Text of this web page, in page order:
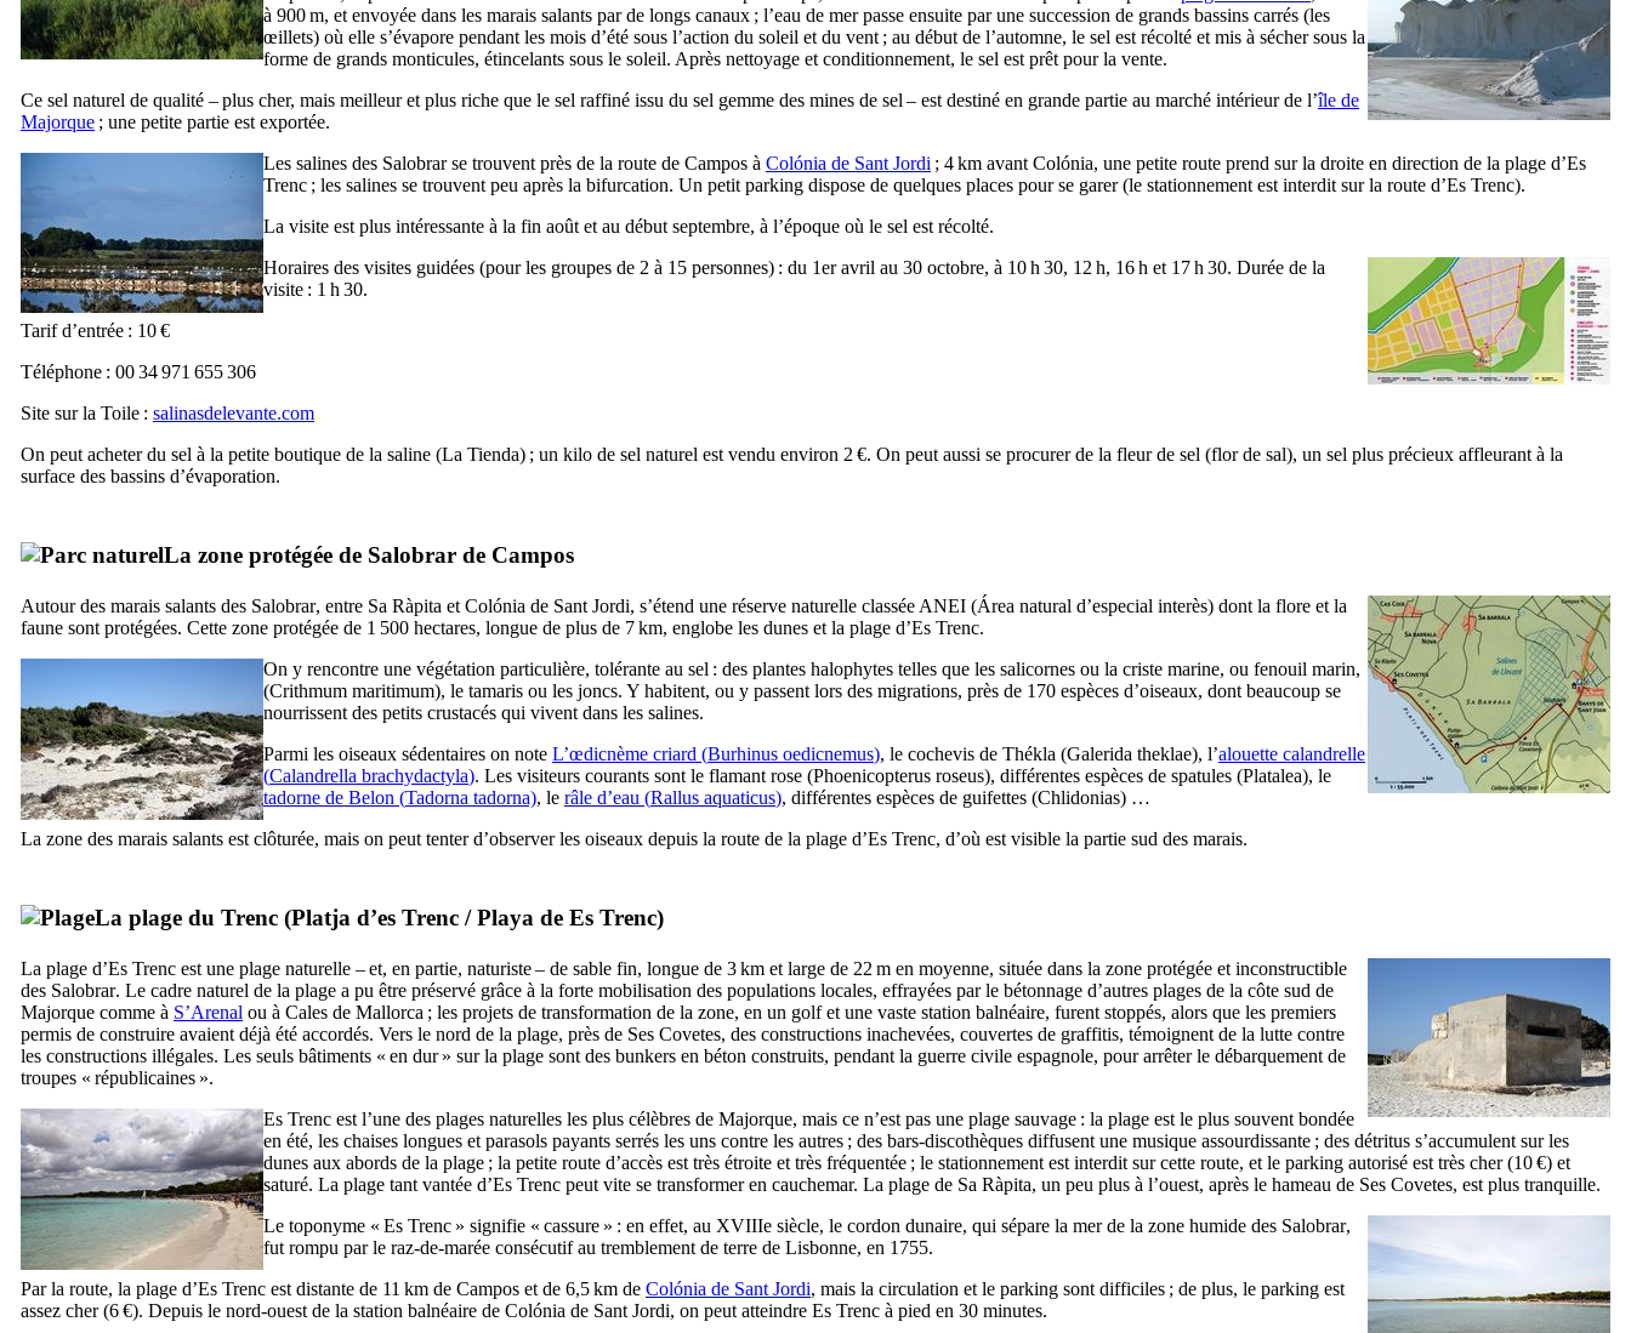
à 900 m, et envoyée dans les marais salants par de longs canaux ; l’eau de mer passe ensuite par une succession de grands bassins carrés (les
œillets) où elle s’évapore pendant les mois d’été sous l’action du soleil et du vent ; au début de l’automne, le sel est récolté et mis à sécher sous la
forme de grands monticules, étincelants sous le soleil. Après nettoyage et conditionnement, le sel est prêt pour la vente.
Ce sel naturel de qualité – plus cher, mais meilleur et plus riche que le sel raffiné issu du sel gemme des mines de sel – est destiné en grande partie au marché intérieur de l’île de
Majorque ; une petite partie est exportée.
Les salines des Salobrarse trouvent près de la route de Campos à Colónia de Sant Jordi ; 4 km avant Colónia, une petite route prend sur la droite en direction de la plage d’Es
Trenc ; les salines se trouvent peu après la bifurcation. Un petit parking dispose de quelques places pour se garer (le stationnement est interdit sur la route d’Es Trenc).
La visite est plus intéressante à la fin août et au début septembre, à l’époque où le sel est récolté.
Horaires des visites guidées (pour les groupes de 2 à 15 personnes) : du 1er avril au 30 octobre, à 10 h 30, 12 h, 16 h et 17 h 30. Durée de la
visite : 1 h 30.
Tarif d’entrée : 10 €
Téléphone : 00 34 971 655 306
Site sur la Toile : salinasdelevante.com
On peut acheter du sel à la petite boutique de la saline (La Tienda) ; un kilo de sel naturel est vendu environ 2 €. On peut aussi se procurer de la fleur de sel (flor de sal), un sel plus précieux affleurant à la
surface des bassins d’évaporation.
La zone protégée de Salobrar de Campos
Autour des marais salants des Salobrar, entre Sa Ràpita et Colónia de Sant Jordi, s’étend une réserve naturelle classée ANEI (Área natural d’especial interès) dont la flore et la
faune sont protégées. Cette zone protégée de 1 500 hectares, longue de plus de 7 km, englobe les dunes et la plage d’Es Trenc.
On y rencontre une végétation particulière, tolérante au sel : des plantes halophytes telles que les salicornes ou la criste marine, ou fenouil marin,
(Crithmum maritimum), le tamaris ou les joncs. Y habitent, ou y passent lors des migrations, près de 170 espèces d’oiseaux, dont beaucoup se
nourrissent des petits crustacés qui vivent dans les salines.
Parmi les oiseaux sédentaires on note L’œdicnème criard (Burhinus oedicnemus), le cochevis de Thékla (Galerida theklae), l’alouette calandrelle
(Calandrella brachydactyla). Les visiteurs courants sont le flamant rose (Phoenicopterus roseus), différentes espèces de spatules (Platalea), le
tadorne de Belon (Tadorna tadorna), le râle d’eau (Rallus aquaticus), différentes espèces de guifettes (Chlidonias) …
La zone des marais salants est clôturée, mais on peut tenter d’observer les oiseaux depuis la route de la plage d’Es Trenc, d’où est visible la partie sud des marais.
La plage du Trenc (Platja d’es Trenc /Playa de Es Trenc)
La plage d’Es Trenc est une plage naturelle – et, en partie, naturiste – de sable fin, longue de 3 km et large de 22 m en moyenne, située dans la zone protégée et inconstructible
des Salobrar. Le cadre naturel de la plage a pu être préservé grâce à la forte mobilisation des populations locales, effrayées par le bétonnage d’autres plages de la côte sud de
Majorque comme à S’Arenal ou à Cales de Mallorca ; les projets de transformation de la zone, en un golf et une vaste station balnéaire, furent stoppés, alors que les premiers
permis de construire avaient déjà été accordés. Vers le nord de la plage, près de Ses Covetes, des constructions inachevées, couvertes de graffitis, témoignent de la lutte contre
les constructions illégales. Les seuls bâtiments « en dur » sur la plage sont des bunkers en béton construits, pendant la guerre civile espagnole, pour arrêter le débarquement de
troupes « républicaines ».
Es Trenc est l’une des plages naturelles les plus célèbres de Majorque, mais ce n’est pas une plage sauvage : la plage est le plus souvent bondée
en été, les chaises longues et parasols payants serrés les uns contre les autres ; des bars-discothèques diffusent une musique assourdissante ; des détritus s’accumulent sur les
dunes aux abords de la plage ; la petite route d’accès est très étroite et très fréquentée ; le stationnement est interdit sur cette route, et le parking autorisé est très cher (10 €) et
saturé. La plage tant vantée d’Es Trenc peut vite se transformer en cauchemar. La plage de Sa Ràpita, un peu plus à l’ouest, après le hameau de Ses Covetes, est plus tranquille.
Le toponyme « Es Trenc » signifie « cassure » : en effet, au XVIIIe siècle, le cordon dunaire, qui sépare la mer de la zone humide des Salobrar,
fut rompu par le raz-de-marée consécutif au tremblement de terre de Lisbonne, en 1755.
Par la route, la plage d’Es Trenc est distante de 11 km de Campos et de 6,5 km de Colónia de Sant Jordi, mais la circulation et le parking sont difficiles ; de plus, le parking est
assez cher (6 €). Depuis le nord-ouest de la station balnéaire de Colónia de Sant Jordi, on peut atteindre Es Trenc à pied en 30 minutes.